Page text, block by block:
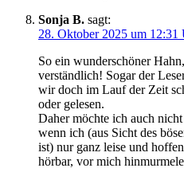
Sonja B. sagt:
28. Oktober 2025 um 12:31
So ein wunderschöner
verständlich! Sogar der
wir doch im Lauf der Zeit
oder gelesen.
Daher möchte ich auch
wenn ich (aus Sicht des
ist) nur ganz leise und
hörbar, vor mich